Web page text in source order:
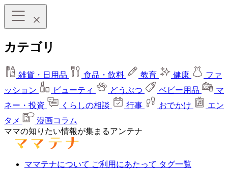
カテゴリ
雑貨・日用品 食品・飲料 教育 健康
ファ
ッション
ビューティ どうぶつ ベビー用品
マ
ネー・投資
くらしの相談 行事 おでかけ
エン
タメ
漫画コラム
ママの知りたい情報が集まるアンテナ
ママテナについて ご利用にあたって タグ一覧